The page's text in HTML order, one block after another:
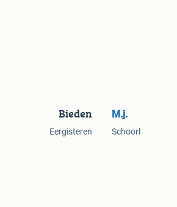
Bieden
Eergisteren
M.j.
Schoorl